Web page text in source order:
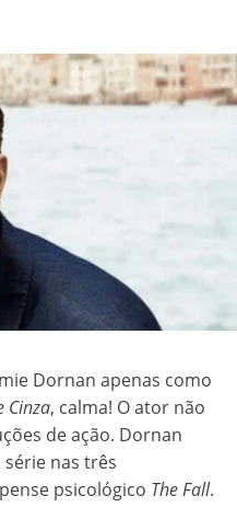
Dornan apenas como
Cinza, calma! O ator não
de ação. Dornan
série nas três
psicológico The Fall.